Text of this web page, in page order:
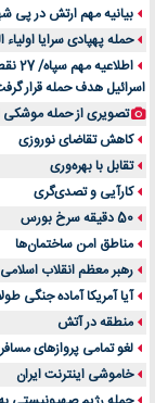
بیانیه مهم ارتش در پی
حمله پهپادی سرایا اولیاء
اسرائیل هدف حمله قرار
تصویری از حمله موشکی
کاهش تقاضای نوروزی
تقابل با بهره‌وری
کارآیی و تصدی‌گری
50 دقیقه سرخ بورس
مناطق امن ساختمان‌ها
رهبر معظم انقلاب
آیا آمریکا آماده جنگی
منطقه در آتش
لغو تمامی پروازهای
خاموشی اینترنت ایران